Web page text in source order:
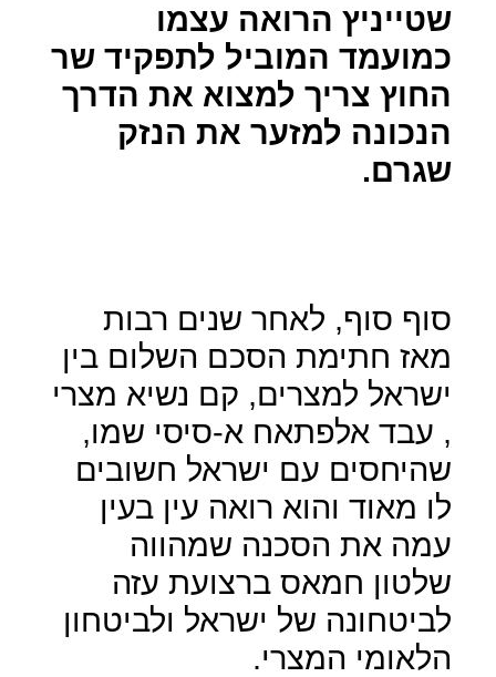
שטייניץ הרואה עצמו
כמועמד המוביל לתפקיד שר
החוץ צריך למצוא את הדרך
הנכונה למזער את הנזק
שגרם.
סוף סוף, לאחר שנים רבות
מאז חתימת הסכם השלום בין
ישראל למצרים, קם נשיא מצרי
, עבד אלפתאח א-סיסי שמו,
שהיחסים עם ישראל חשובים
לו מאוד והוא רואה עין בעין
עמה את הסכנה שמהווה
שלטון חמאס ברצועת עזה
לביטחונה של ישראל ולביטחון
הלאומי המצרי.